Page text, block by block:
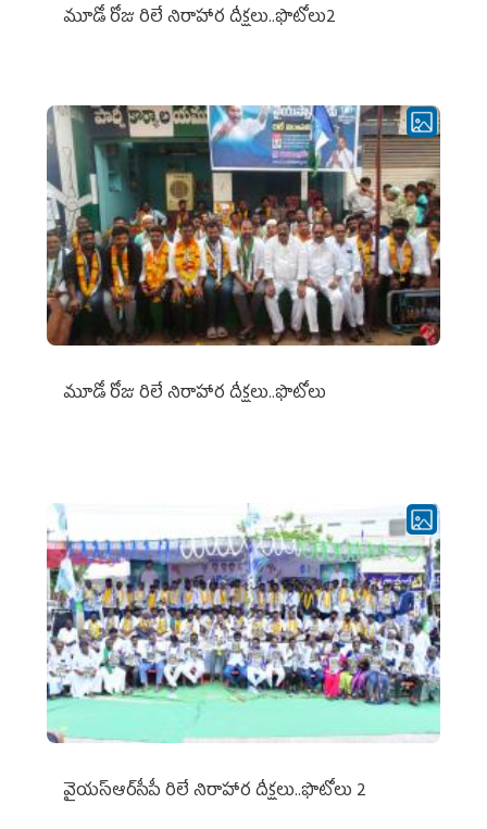
మూడో రోజు రిలే నిరాహార దీక్షలు..ఫొటోలు2
మూడో రోజు రిలే నిరాహార దీక్షలు..ఫొటోలు
వైయ‌స్ఆర్‌సీపీ రిలే నిరాహార దీక్షలు..ఫొటోలు 2